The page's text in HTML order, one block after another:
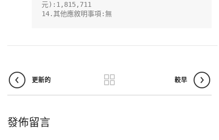
元):1,815,711
14.其他應敘明事項:無
更新的 較早
發佈留言